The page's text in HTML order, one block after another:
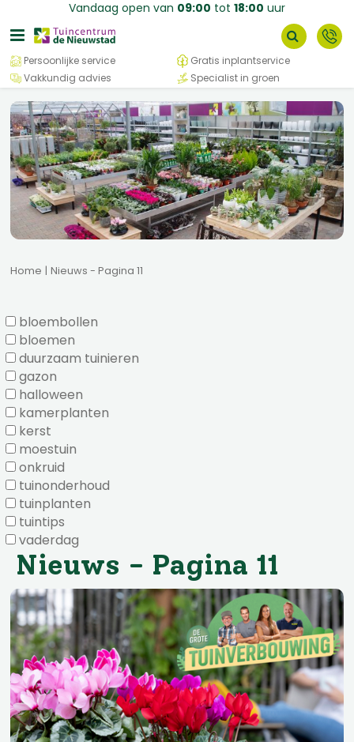
Home Nieuws - Pagina 11
Vandaag open van 09:00 tot 18:00 uur
Persoonlijke service
Gratis inplantservice
Vakkundig advies
Specialist in groen
bloembollen
bloemen
duurzaam tuinieren
gazon
halloween
kamerplanten
kerst
moestuin
onkruid
tuinonderhoud
tuinplanten
tuintips
vaderdag
Nieuws - Pagina 11